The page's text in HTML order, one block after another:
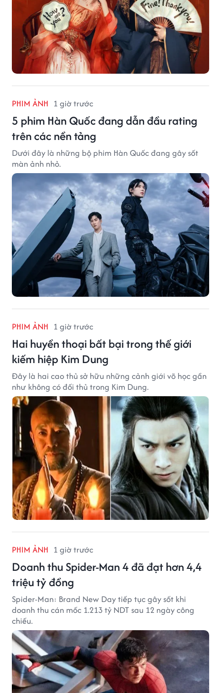
PHIM ẢNH 1 giờ trước
5 phim Hàn Quốc đang dẫn đầu rating
trên các nền tảng
Dưới đây là những bộ phim Hàn Quốc đang gây sốt
màn ảnh nhỏ.
PHIM ẢNH 1 giờ trước
Hai huyền thoại bất bại trong thế giới
kiếm hiệp Kim Dung
Đây là hai cao thủ sở hữu những cảnh giới võ học gần
như không có đối thủ trong Kim Dung.
PHIM ẢNH 1 giờ trước
Doanh thu Spider-Man 4 đã đạt hơn 4,4
triệu tỷ đồng
Spider-Man: Brand New Day tiếp tục gây sốt khi
doanh thu cán mốc 1.213 tỷ NDT sau 12 ngày công
chiếu.